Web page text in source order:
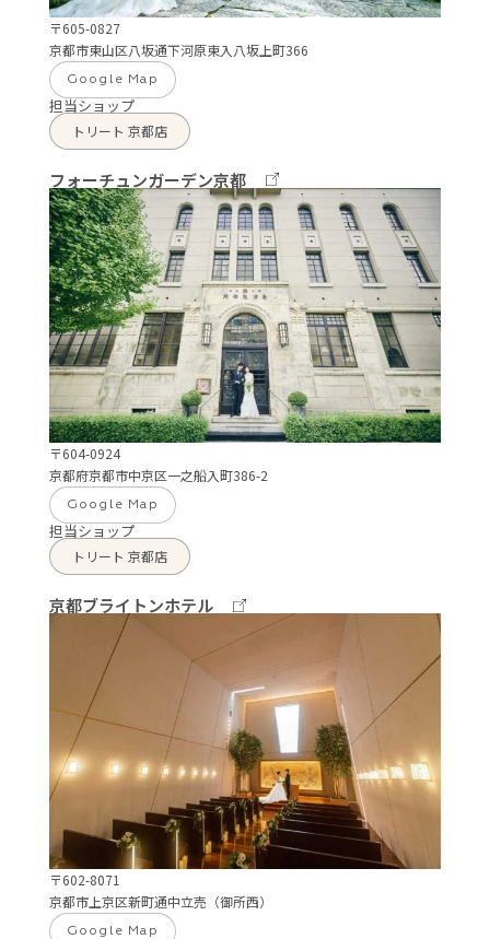
〒605-0827
京都市東山区八坂通下河原東入八坂上町366
Google Map
担当ショップ
トリート 京都店
フォーチュンガーデン京都
〒604-0924
京都府京都市中京区一之船入町386-2
Google Map
担当ショップ
トリート 京都店
京都ブライトンホテル
〒602-8071
京都市上京区新町通中立売（御所西）
Google Map